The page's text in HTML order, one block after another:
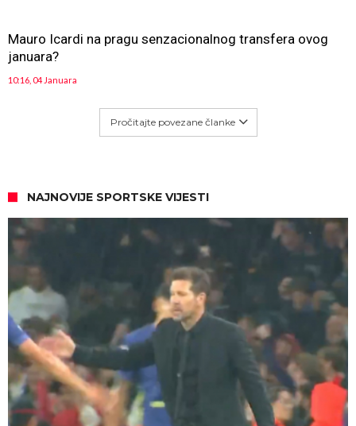
Mauro Icardi na pragu senzacionalnog transfera ovog
januara?
10:16, 04 Januara
Pročitajte povezane članke
NAJNOVIJE SPORTSKE VIJESTI